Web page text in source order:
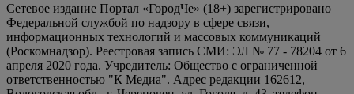
Сетевое издание Портал «ГородЧе» (18+) зарегистрировано
Федеральной службой по надзору в сфере связи,
информационных технологий и массовых коммуникаций
(Роскомнадзор). Реестровая запись СМИ: ЭЛ № 77 - 78204 от 6
апреля 2020 года. Учредитель: Общество с ограниченной
ответственностью "К Медиа". Адрес редакции 162612,